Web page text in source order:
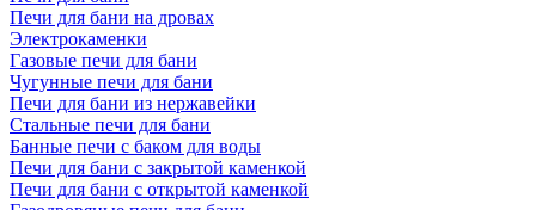
Печи для бани на дровах
Электрокаменки
Газовые печи для бани
Чугунные печи для бани
Печи для бани из нержавейки
Стальные печи для бани
Банные печи с баком для воды
Печи для бани с закрытой каменкой
Печи для бани с открытой каменкой